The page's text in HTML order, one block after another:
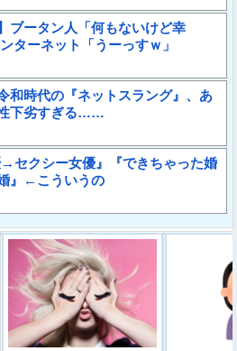
ブータン人「何もないけど幸
ターネット「うーっすｗ」
和時代の『ネットスラング』、あ
下劣すぎる……
→セクシー女優』『できちゃった婚
』←こういうの